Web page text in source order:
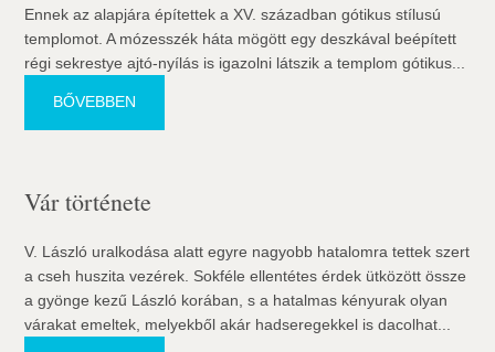
Ennek az alapjára építettek a XV. században gótikus stílusú
templomot. A mózesszék háta mögött egy deszkával beépített
régi sekrestye ajtó-nyílás is igazolni látszik a templom gótikus...
BŐVEBBEN
Vár története
V. László uralkodása alatt egyre nagyobb hatalomra tettek szert
a cseh huszita vezérek. Sokféle ellentétes érdek ütközött össze
a gyönge kezű László korában, s a hatalmas kényurak olyan
várakat emeltek, melyekből akár hadseregekkel is dacolhat...